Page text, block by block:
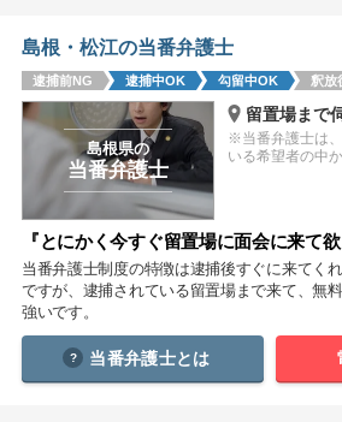
中国
鳥取 島根 岡山 広島 山口
徳島 香川 愛媛
九州・沖縄
福岡
沖縄
島根・松江の当番弁護士
逮捕前NG 逮捕中OK 勾留中OK 釈放
島根県の
当番弁護士
留置場まで
※当番弁護士は
いる希望者の中
『とにかく今すぐ留置場に面会に来て
当番弁護士制度の特徴は逮捕後すぐに来てく
ですが、逮捕されている留置場まで来て、無
強いです。
当番弁護士とは